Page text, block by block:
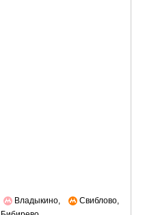
Владыкино,
Свиблово,